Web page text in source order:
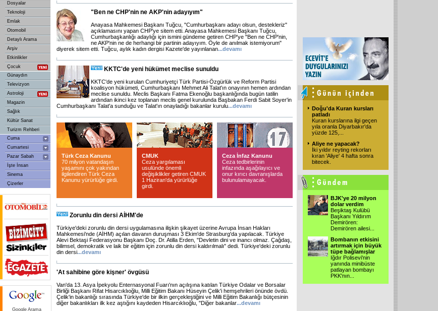
Dosyalar
Teknoloji
Emlak
Otomobil
Detaylı Arama
Arşiv
Etkinlikler
Çocuk
Günaydın
Televizyon
Astroloji
Magazin
Sağlık
Kültür Sanat
Turizm Rehberi
Cuma
Cumartesi
Pazar Sabah
İşte İnsan
Sinema
Çizerler
Google Arama
"Ben ne CHP'nin ne AKP'nin adayıyım"
Anayasa Mahkemesi Başkanı Tuğcu, "Cumhurbaşkanı adayı olsun, destekleriz"
açıklamasını yapan CHP'ye sitem etti. Anayasa Mahkemesi Başkanı Tuğcu,
Cumhurbaşkanlığı adaylığı için ismini gündeme getiren CHP'ye "Ben ne CHP'nin,
ne AKP'nin ne de herhangi bir partinin adayıyım. Öyle de anılmak istemiyorum"
diyerek sitem etti. Tuğcu, aylık kadın dergisi Kazete'de yayınlanan...devamı
KKTC'de yeni hükümet meclise sunuldu
KKTC'de yeni kurulan Cumhuriyetçi Türk Partisi-Özgürlük ve Reform Partisi
koalisyon hükümeti, Cumhurbaşkanı Mehmet Ali Talat'ın onayının hemen ardından
meclise sunuldu. Meclis Başkanı Fatma Ekenoğlu başkanlığında bugün tatilin
ardından ikinci kez toplanan meclis genel kurulunda Başbakan Ferdi Sabit Soyer'in
Cumhurbaşkanı Talat'a sunduğu ve Talat'ın onayladığı bakanlar kurulu...devamı
Türk Ceza Kanunu
70 milyon vatandaşın
yaşamını çok yakından
ilgilendiren Türk Ceza
Kanunu yürürlüğe girdi.
CMUK
Ceza yargılaması
usulünde önemli
değişiklikler getiren CMUK
1 Haziran'da yürürlüğe
girdi.
Ceza İnfaz Kanunu
Ceza tedbirlerinin
infazında aşağılayıcı ve
onur kırıcı davranışlarda
bulunulamayacak.
Zorunlu din dersi AİHM'de
Türkiye'deki zorunlu din dersi uygulamasına ilişkin şikayet üzerine Avrupa İnsan Hakları
Mahkemesi'nde (AİHM) açılan davanın duruşması 3 Ekim'de Strasburg'da yapılacak. Türkiye
Alevi Bektaşi Federasyonu Başkanı Doç. Dr. Atilla Erden, "Devletin dini ve inancı olmaz. Çağdaş,
bilimsel, demokratik ve laik bir eğitim için zorunlu din dersi kaldırılmalı" dedi. Türkiye'deki zorunlu
din dersi...devamı
'At sahibine göre kişner' övgüsü
Van'da 13. Asya İpekyolu Enternasyonal Fuarı'nın açılışına katılan Türkiye Odalar ve Borsalar
Birliği Başkanı Rifat Hisarcıklıoğlu, Milli Eğitim Bakanı Hüseyin Çelik'i hemşehrileri önünde övdü.
Çelik'in bakanlığı sırasında Türkiye'de bir ilkin gerçekleştiğini ve Milli Eğitim Bakanlığı bütçesinin
diğer bakanlıkları ilk kez aştığını kaydeden Hisarcıklıoğlu, "Diğer bakanlar...devamı
Doğu'da Kuran kursları
patladı
Kuran kurslarına ilgi geçen
yıla oranla Diyarbakır'da
yüzde 125,...
Aliye ne yapacak?
İki yıldır reyting rekorları
kıran 'Aliye' 4 hafta sonra
bitecek.
BJK'ye 20 milyon
dolar verdim
Beşiktaş Kulübü
Başkanı Yıldırım
Demirören:
Demirören ailesi...
Bombanın etkisini
artırmak için büyük
tüpe bağlamışlar
Iğdır Polisevi'nin
yanında minibüste
patlayan bombayı
PKK'nın...